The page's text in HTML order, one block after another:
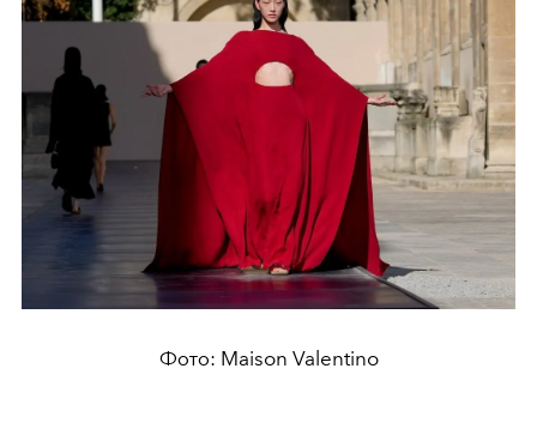
Фото: Maison Valentino